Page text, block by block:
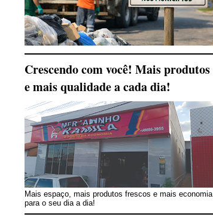
Crescendo com você! Mais produtos
e mais qualidade a cada dia!
Mais espaço, mais produtos frescos e mais economia
para o seu dia a dia!